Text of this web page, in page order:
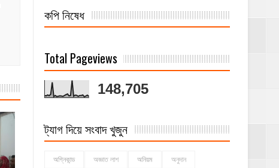
কপি নিষেধ
Total Pageviews
148,705
ট্যাগ দিয়ে সংবাদ খুজুন
অগ্নিকান্ড অজ্ঞাত লাশ অনিয়ম অনুদান